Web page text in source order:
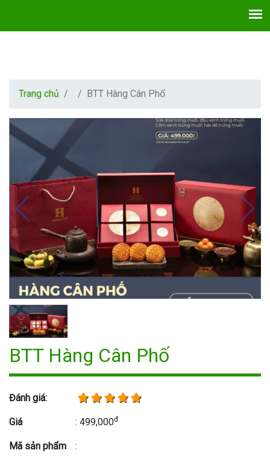
Trang chủ BTT Hàng Cân Phố
BTT Hàng Cân Phố
Đánh giá:
Giá : 499,000đ
Mã sản phẩm :